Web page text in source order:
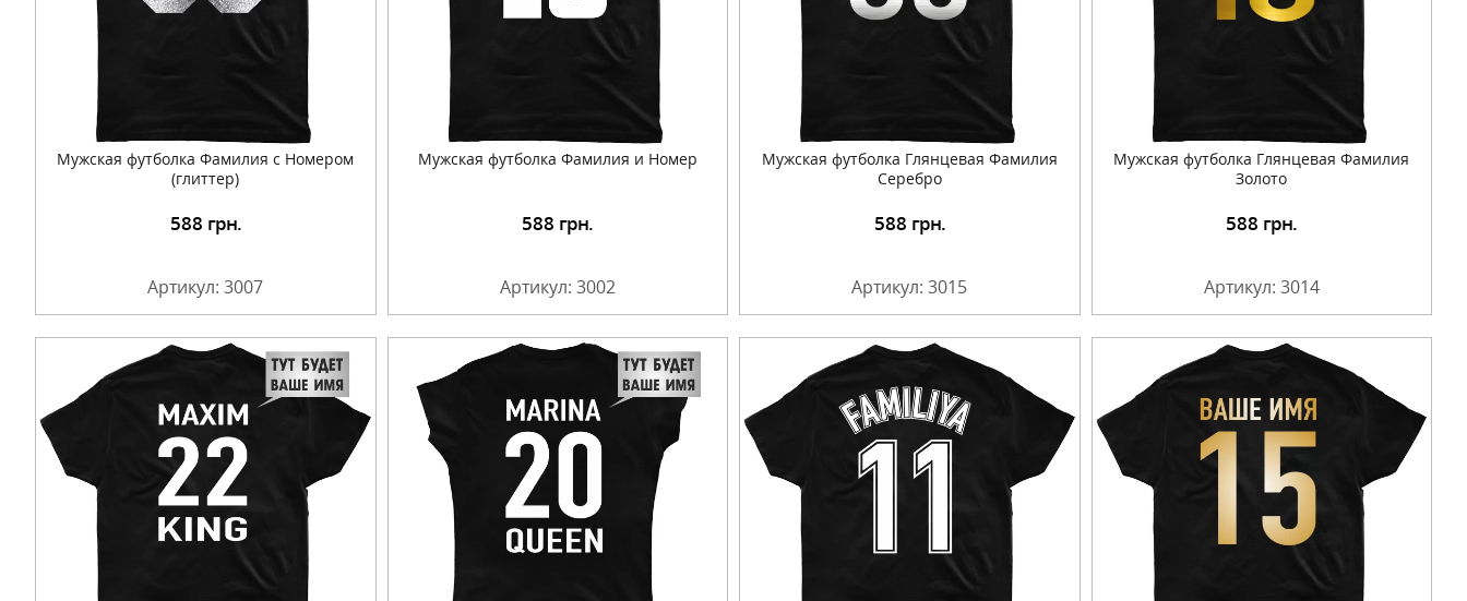
Мужская футболка Фамилия с Номером
(глиттер)
588 грн.
Артикул: 3007
Мужская футболка Фамилия и Номер
Подробнее 588 грн.
Артикул: 3002
Мужская футболка Глянцевая Фамилия
Серебро
Подробнее 588 грн.
Артикул: 3015
Мужская футболка Глянцевая Фамилия
Золото
Подробнее 588 грн.
Артикул: 3014